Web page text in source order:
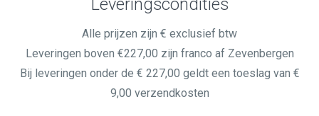
Leveringscondities
Alle prijzen zijn € exclusief btw
Leveringen boven €227,00 zijn franco af Zevenbergen
Bij leveringen onder de € 227,00 geldt een toeslag van €
9,00 verzendkosten